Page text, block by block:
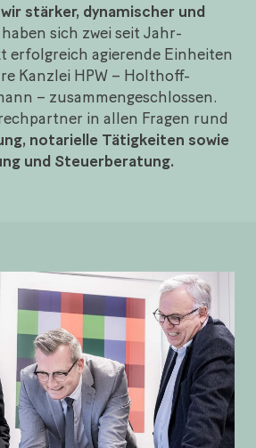
stärker, dynamischer und
haben sich zwei seit Jahr­
erfolg­reich agierende Ein­heiten
Kanzlei HPW – Holthoff-
– zusammen­ge­schlossen.
in allen Fragen rund
notarielle Tätigkeiten sowie
und Steuerberatung.